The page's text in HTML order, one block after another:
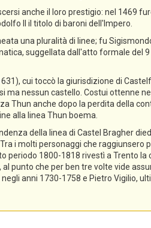
anche il loro prestigio: nel 1469
II il titolo di baroni dell'Impero.
una pluralità di linee; fu
suggellata dall'atto formale del 9
cui toccò la giurisdizione di
ma nessun castello. Costui ottenne
Thun anche dopo la perdita della
alla linea Thun boema.
della linea di Castel Bragher
i molti personaggi che raggiunsero
periodo 1800-1818 rivestì a Trento la
punto che per ben tre volte vide
anni 1730-1758 e Pietro Vigilio,